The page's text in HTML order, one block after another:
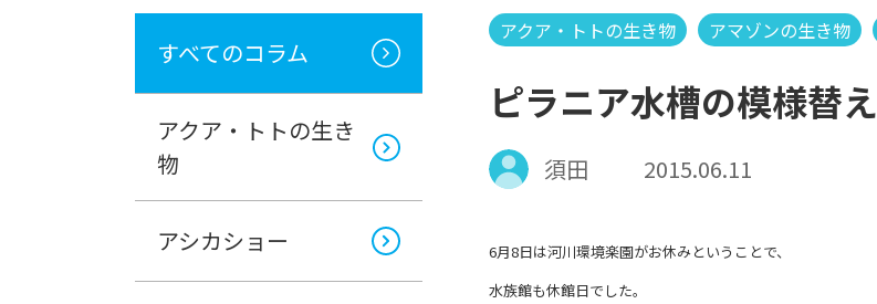
すべてのコラム
アクア・トトの生き
物
アシカショー
アクア・トトの生き物 アマゾンの生き物
ピラニア水槽の模様替え
須田 2015.06.11
6月8日は河川環境楽園がお休みということで、
水族館も休館日でした。